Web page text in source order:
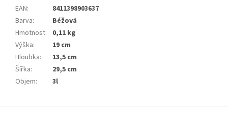
EAN:
8411398903637
Barva:
Béžová
Hmotnost:
0,11 kg
Výška:
19 cm
Hloubka:
13,5 cm
Šířka:
29,5 cm
Objem: 3l